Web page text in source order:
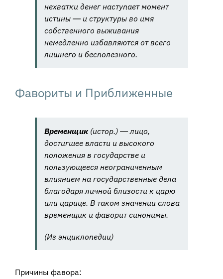
нехватки денег наступает момент
истины ― и структуры во имя
собственного выживания
немедленно избавляются от всего
лишнего и бесполезного.
Фавориты и Приближенные
Временщик (истор.) ― лицо,
достигшее власти и высокого
положения в государстве и
пользующееся неограниченным
влиянием на государственные дела
благодаря личной близости к царю
или царице. В таком значении слова
временщик и фаворит синонимы.
(Из энциклопедии)
Причины фавора: